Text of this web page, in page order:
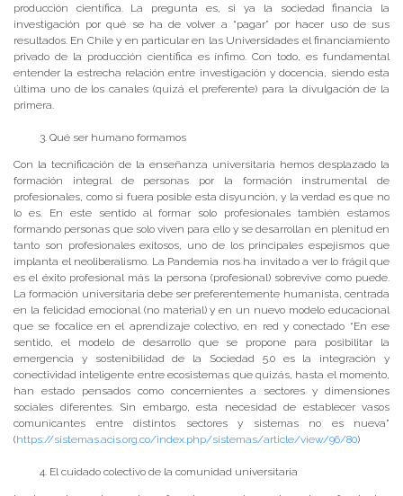
producción científica. La pregunta es, si ya la sociedad financia la
investigación por qué se ha de volver a “pagar” por hacer uso de sus
resultados. En Chile y en particular en las Universidades el financiamiento
privado de la producción científica es ínfimo. Con todo, es fundamental
entender la estrecha relación entre investigación y docencia, siendo esta
última uno de los canales (quizá el preferente) para la divulgación de la
primera.
Qué ser humano formamos
Con la tecnificación de la enseñanza universitaria hemos desplazado la
formación integral de personas por la formación instrumental de
profesionales, como si fuera posible esta disyunción, y la verdad es que no
lo es. En este sentido al formar solo profesionales también estamos
formando personas que solo viven para ello y se desarrollan en plenitud en
tanto son profesionales exitosos, uno de los principales espejismos que
implanta el neoliberalismo. La Pandemia nos ha invitado a ver lo frágil que
es el éxito profesional más la persona (profesional) sobrevive como puede.
La formación universitaria debe ser preferentemente humanista, centrada
en la felicidad emocional (no material) y en un nuevo modelo educacional
que se focalice en el aprendizaje colectivo, en red y conectado “En ese
sentido, el modelo de desarrollo que se propone para posibilitar la
emergencia y sostenibilidad de la Sociedad 5.0 es la integración y
conectividad inteligente entre ecosistemas que quizás, hasta el momento,
han estado pensados como concernientes a sectores y dimensiones
sociales diferentes. Sin embargo, esta necesidad de establecer vasos
comunicantes entre distintos sectores y sistemas no es nueva”
(https://sistemas.acis.org.co/index.php/sistemas/article/view/96/80)
El cuidado colectivo de la comunidad universitaria